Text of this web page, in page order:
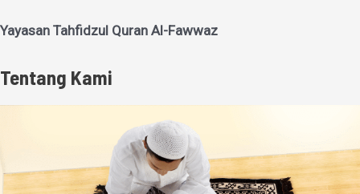
Yayasan Tahfidzul Quran Al-Fawwaz
Tentang Kami